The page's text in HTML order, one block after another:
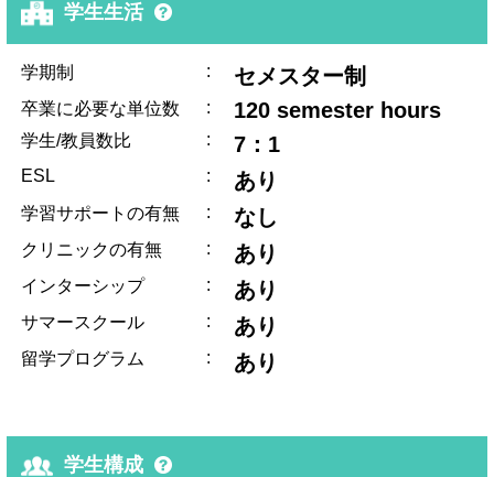
学生生活
学期制 : セメスター制
卒業に必要な単位数 : 120 semester hours
学生/教員数比 : 7：1
ESL : あり
学習サポートの有無 : なし
クリニックの有無 : あり
インターシップ : あり
サマースクール : あり
留学プログラム : あり
学生構成